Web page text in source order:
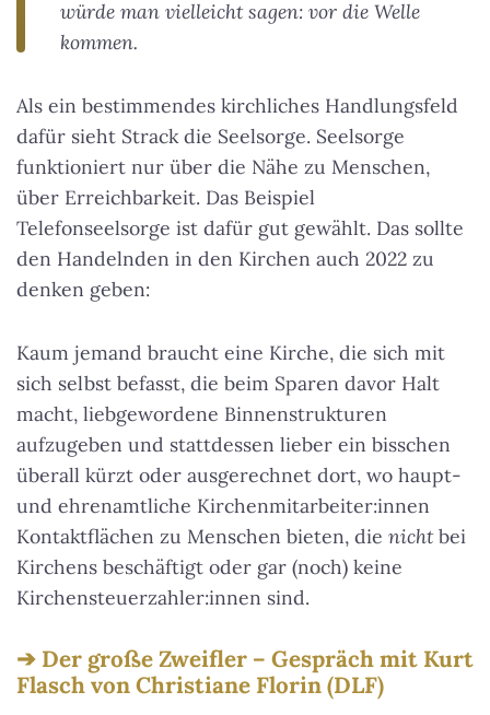
würde man vielleicht sagen: vor die Welle
kommen.
Als ein bestimmendes kirchliches Handlungsfeld
dafür sieht Strack die Seelsorge. Seelsorge
funktioniert nur über die Nähe zu Menschen,
über Erreichbarkeit. Das Beispiel
Telefonseelsorge ist dafür gut gewählt. Das sollte
den Handelnden in den Kirchen auch 2022 zu
denken geben:
Kaum jemand braucht eine Kirche, die sich mit
sich selbst befasst, die beim Sparen davor Halt
macht, liebgewordene Binnenstrukturen
aufzugeben und stattdessen lieber ein bisschen
überall kürzt oder ausgerechnet dort, wo haupt-
und ehrenamtliche Kirchenmitarbeiter:innen
Kontaktflächen zu Menschen bieten, die nichtbei
Kirchens beschäftigt oder gar (noch) keine
Kirchensteuerzahler:innen sind.
Der große Zweifler – Gespräch mit Kurt
Flasch von Christiane Florin (DLF)